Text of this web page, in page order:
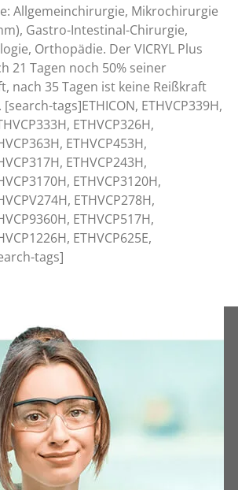
Allgemeinchirurgie, Mikrochirurgie
Gastro-Intestinal-Chirurgie,
Orthopädie. Der VICRYL Plus
21 Tagen noch 50% seiner
nach 35 Tagen ist keine Reißkraft
tags]ETHICON, ETHVCP339H,
ETHVCP326H,
ETHVCP453H,
ETHVCP243H,
ETHVCP3120H,
ETHVCP278H,
ETHVCP517H,
ETHVCP625E,
tags]